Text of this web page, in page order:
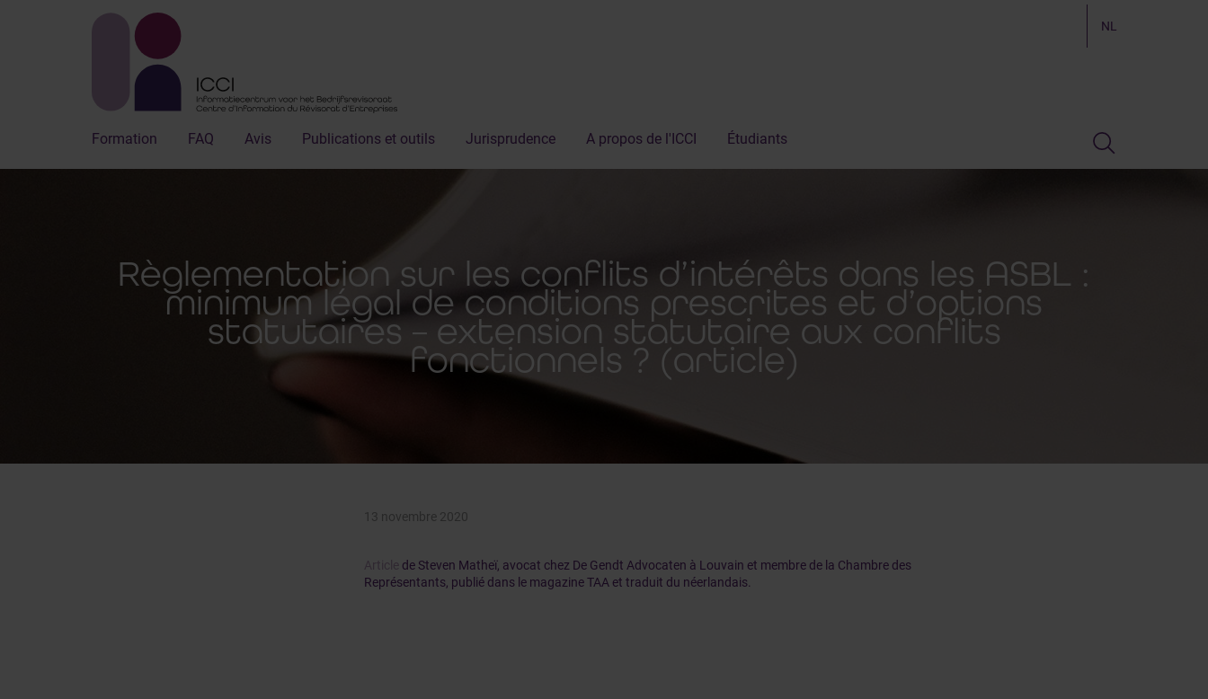
NL
Formation FAQ Avis Publications et outils Jurisprudence A propos de l'ICCI Étudiants
Règlementation sur les conflits d’intérêts dans les ASBL :
minimum légal de conditions prescrites et d’options
statutaires – extension statutaire aux conflits
fonctionnels ? (article)
13 novembre 2020
Article de Steven Matheï, avocat chez De Gendt Advocaten à Louvain et membre de la Chambre des
Représentants, publié dans le magazine TAA et traduit du néerlandais.